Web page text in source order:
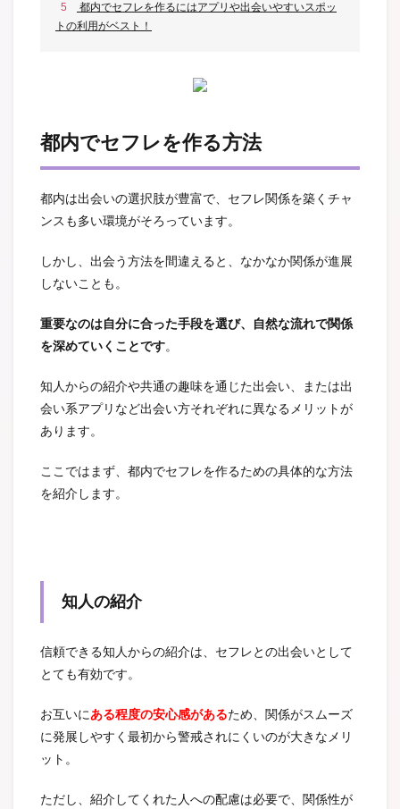
5
都内でセフレを作るにはアプリや出会いやすいスポッ
トの利用がベスト！
都内でセフレを作る方法
都内は出会いの選択肢が豊富で、セフレ関係を築くチャ
ンスも多い環境がそろっています。
しかし、出会う方法を間違えると、なかなか関係が進展
しないことも。
重要なのは自分に合った手段を選び、自然な流れで関係
を深めていくことです。
知人からの紹介や共通の趣味を通じた出会い、または出
会い系アプリなど出会い方それぞれに異なるメリットが
あります。
ここではまず、都内でセフレを作るための具体的な方法
を紹介します。
知人の紹介
信頼できる知人からの紹介は、セフレとの出会いとして
とても有効です。
お互いにある程度の安心感があるため、関係がスムーズ
に発展しやすく最初から警戒されにくいのが大きなメリ
ット。
ただし、紹介してくれた人への配慮は必要で、関係性が